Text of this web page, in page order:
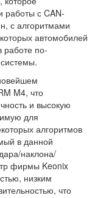
работы с CAN-
с алгоритмами
автомобилей
работе по-
M4, что
и высокую
для
алгоритмов
в данной
наклона/
фирмы Keonix
низким
что